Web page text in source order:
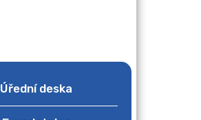
Úřední deska